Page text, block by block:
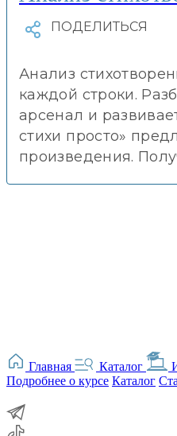
Анализ
каждой строки.
арсенал и
стихи просто»
произведения.
Главная Каталог
Подробнее о курсе Каталог